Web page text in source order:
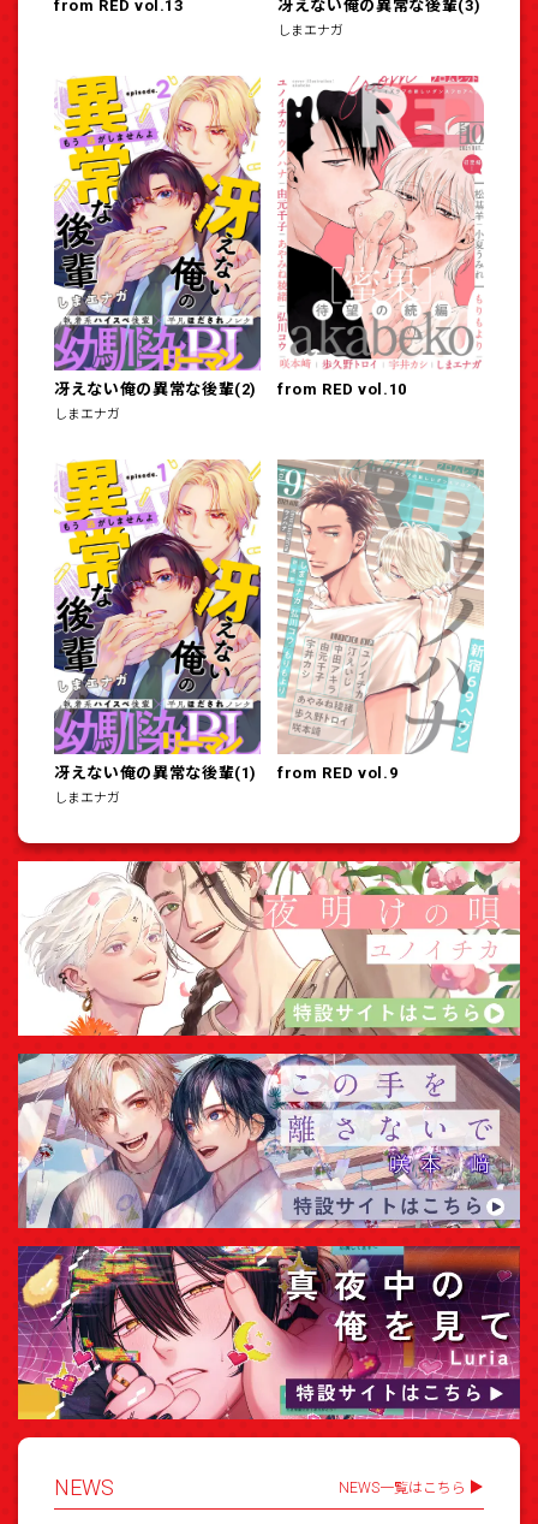
from RED vol.13 冴えない俺の異常な後輩(3)
しまエナガ
冴えない俺の異常な後輩(2)
しまエナガ
from RED vol.10
冴えない俺の異常な後輩(1)
しまエナガ
from RED vol.9
NEWS NEWS一覧はこちら